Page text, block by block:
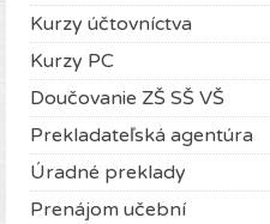
Kurzy účtovníctva
Kurzy PC
Doučovanie ZŠ SŠ VŠ
Prekladateľská agentúra
Úradné preklady
Prenájom učební